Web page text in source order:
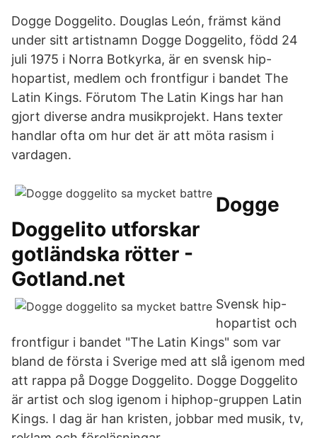
Dogge Doggelito. Douglas León, främst känd
under sitt artistnamn Dogge Doggelito, född 24
juli 1975 i Norra Botkyrka, är en svensk hip-
hopartist, medlem och frontfigur i bandet The
Latin Kings. Förutom The Latin Kings har han
gjort diverse andra musikprojekt. Hans texter
handlar ofta om hur det är att möta rasism i
vardagen.
Dogge
Doggelito utforskar
gotländska rötter -
Gotland.net
Svensk hip-
hopartist och
frontfigur i bandet "The Latin Kings" som var
bland de första i Sverige med att slå igenom med
att rappa på Dogge Doggelito. Dogge Doggelito
är artist och slog igenom i hiphop-gruppen Latin
Kings. I dag är han kristen, jobbar med musik, tv,